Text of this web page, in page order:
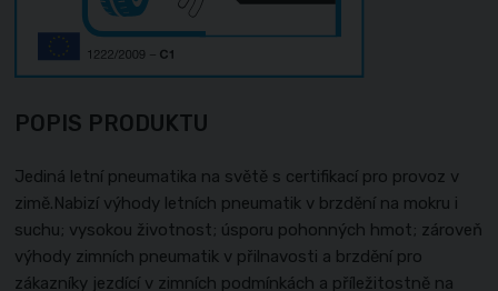
POPIS PRODUKTU
Jediná letní pneumatika na světě s certifikací pro provoz v
zimě.Nabizí výhody letních pneumatik v brzdění na mokru i
suchu; vysokou životnost; úsporu pohonných hmot; zároveň
výhody zimních pneumatik v přilnavosti a brzdění pro
zákazníky jezdící v zimních podmínkách a příležitostně na